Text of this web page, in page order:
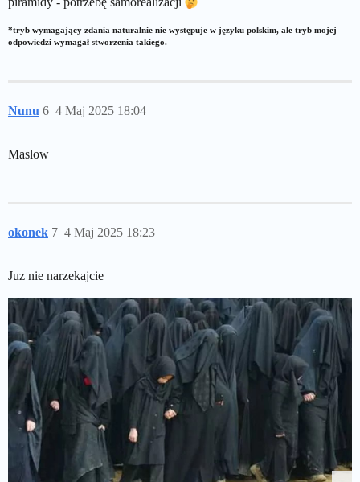
*tryb wymagający zdania naturalnie nie występuje w języku polskim, ale tryb mojej
odpowiedzi wymagał stworzenia takiego.
Nunu 4 Maj 2025 18:04
6
Maslow
okonek 4 Maj 2025 18:23
7
Juz nie narzekajcie